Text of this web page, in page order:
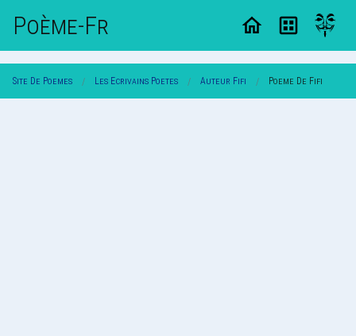
Poème-Fr
Site De Poemes Les Ecrivains Poetes Auteur Fifi Poeme De Fifi